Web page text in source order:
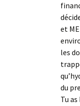
et
les
du
Tu